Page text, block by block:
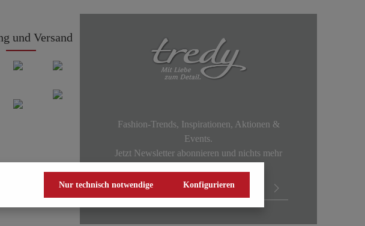
und Versand
Fashion-Trends, Inspirationen, Aktionen &
Events.
Jetzt Newsletter abonnieren und nichts mehr
Nur technisch notwendige Konfigurieren